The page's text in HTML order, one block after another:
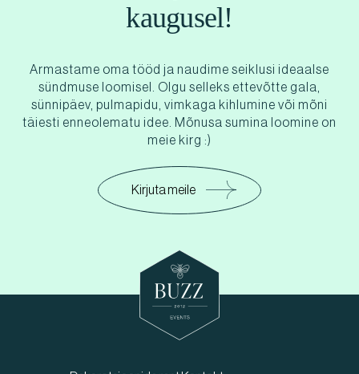
kaugusel!
Armastame oma tööd ja naudime seiklusi ideaalse
sündmuse loomisel. Olgu selleks ettevõtte gala,
sünnipäev, pulmapidu, vimkaga kihlumine või mõni
täiesti enneolematu idee. Mõnusa sumina loomine on
meie kirg :)
Kirjuta meile